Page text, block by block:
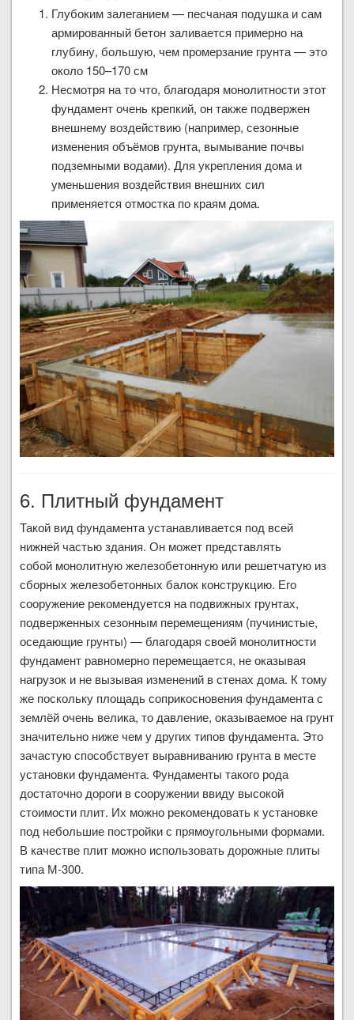
Глубоким залеганием — песчаная подушка и сам
армированный бетон заливается примерно на
глубину, большую, чем промерзание грунта — это
около 150–170 см
Несмотря на то что, благодаря монолитности этот
фундамент очень крепкий, он также подвержен
внешнему воздействию (например, сезонные
изменения объёмов грунта, вымывание почвы
подземными водами). Для укрепления дома и
уменьшения воздействия внешних сил
применяется отмостка по краям дома.
6. Плитный фундамент
Такой вид фундамента устанавливается под всей
нижней частью здания. Он может представлять
собой монолитную железобетонную или решетчатую из
сборных железобетонных балок конструкцию. Его
сооружение рекомендуется на подвижных грунтах,
подверженных сезонным перемещениям (пучинистые,
оседающие грунты) — благодаря своей монолитности
фундамент равномерно перемещается, не оказывая
нагрузок и не вызывая изменений в стенах дома. К тому
же поскольку площадь соприкосновения фундамента с
землёй очень велика, то давление, оказываемое на грунт
значительно ниже чем у других типов фундамента. Это
зачастую способствует выравниванию грунта в месте
установки фундамента. Фундаменты такого рода
достаточно дороги в сооружении ввиду высокой
стоимости плит. Их можно рекомендовать к установке
под небольшие постройки с прямоугольными формами.
В качестве плит можно использовать дорожные плиты
типа М-300.